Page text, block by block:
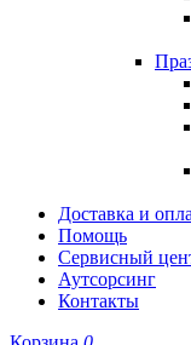
Доставка и
Помощь
Сервисный
Аутсорсинг
Контакты